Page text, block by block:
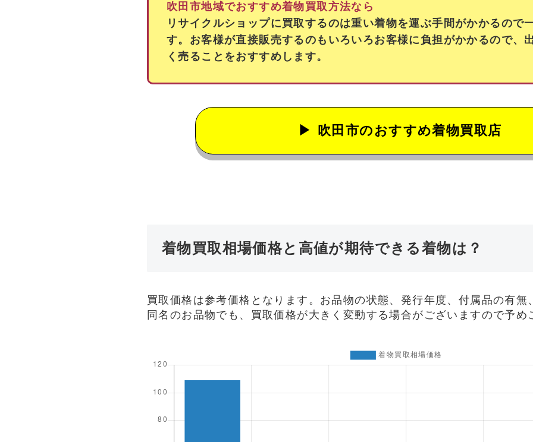
吹田市地域でおすすめ着物買取方法なら
リサイクルショップに買取するのは重い着物を運ぶ手間がかかるので
す。お客様が直接販売するのもいろいろお客様に負担がかかるので、
く売ることをおすすめします。
吹田市のおすすめ着物買取店
着物買取相場価格と高値が期待できる着物は？
買取価格は参考価格となります。お品物の状態、発行年度、付属品の有無
同名のお品物でも、買取価格が大きく変動する場合がございますので予め